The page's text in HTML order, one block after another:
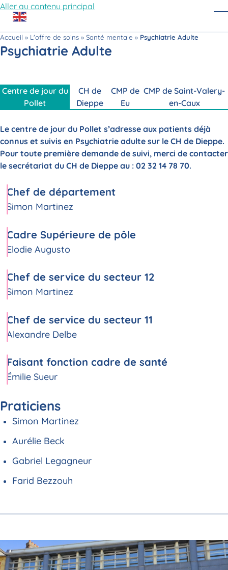
Aller au contenu principal
Accueil » L'offre de soins » Santé mentale » Psychiatrie Adulte
Psychiatrie Adulte
Centre de jour du
Pollet
CH de
Dieppe
CMP de
Eu
CMP de Saint-Valery-
en-Caux
Le centre de jour du Pollet s’adresse aux patients déjà
connus et suivis en Psychiatrie adulte sur le CH de Dieppe.
Pour toute première demande de suivi, merci de contacter
le secrétariat du CH de Dieppe au : 02 32 14 78 70.
Chef de département
Simon Martinez
Cadre Supérieure de pôle
Elodie Augusto
Chef de service du secteur 12
Simon Martinez
Chef de service du secteur 11
Alexandre Delbe
Faisant fonction cadre de santé
Émilie Sueur
Praticiens
Simon Martinez
Aurélie Beck
Gabriel Legagneur
Farid Bezzouh